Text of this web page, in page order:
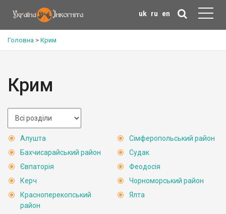
uk ru en
Головна > Крим
Крим
Алушта
Бахчисарайський район
Євпаторія
Керч
Красноперекопський
район
Сімферопольський район
Судак
Феодосія
Чорноморський район
Ялта